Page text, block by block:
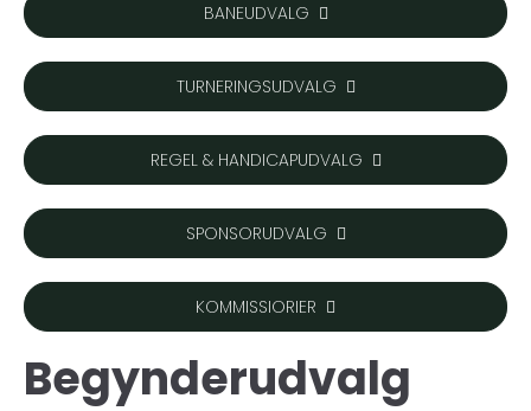
BANEUDVALG
TURNERINGSUDVALG
REGEL & HANDICAPUDVALG
SPONSORUDVALG
KOMMISSIORIER
Begynderudvalg